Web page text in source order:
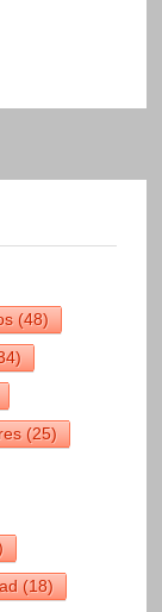
(48)
(25)
(18)